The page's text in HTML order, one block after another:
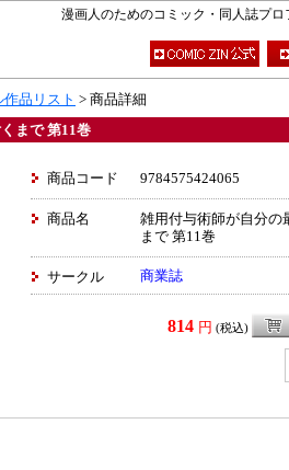
漫画人のためのコミック・同人誌プ
品リスト > 商品詳細
まで 第11巻
商品コード 9784575424065
商品名
雑用付与術師が自分の
まで 第11巻
サークル 商業誌
814 円 (税込)